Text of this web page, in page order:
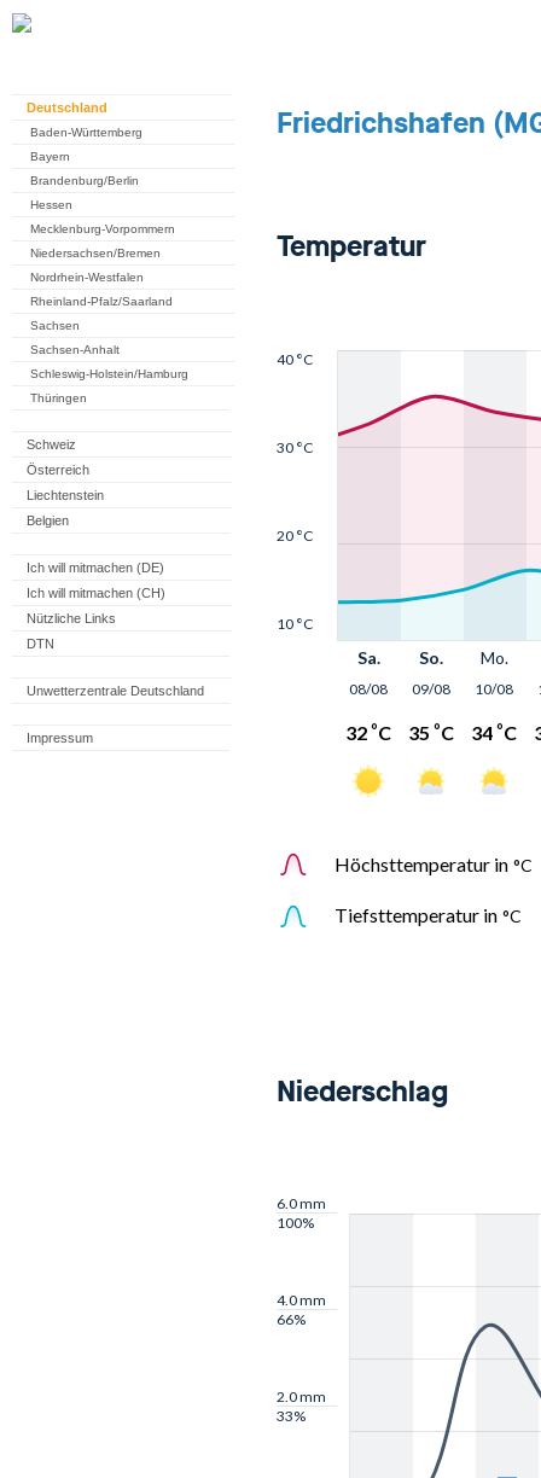
Deutschland
Baden-Württemberg
Bayern
Brandenburg/Berlin
Hessen
Mecklenburg-Vorpommern
Niedersachsen/Bremen
Nordrhein-Westfalen
Rheinland-Pfalz/Saarland
Sachsen
Sachsen-Anhalt
Schleswig-Holstein/Hamburg
Thüringen
Schweiz
Österreich
Liechtenstein
Belgien
Ich will mitmachen (DE)
Ich will mitmachen (CH)
Nützliche Links
DTN
Unwetterzentrale Deutschland
Impressum